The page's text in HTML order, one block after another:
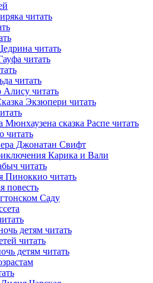
читать
читать
читать
читать
Алису читать
Экзюпери читать
сказка Распе читать
читать
Джонатан Свифт
Карика и Вали
читать
Пиноккио читать
повесть
Саду
детям читать
читать
детям читать